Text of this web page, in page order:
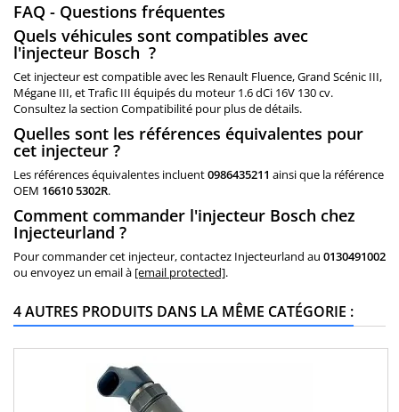
FAQ - Questions fréquentes
Quels véhicules sont compatibles avec
l'injecteur Bosch ?
Cet injecteur est compatible avec les Renault Fluence, Grand Scénic III,
Mégane III, et Trafic III équipés du moteur 1.6 dCi 16V 130 cv.
Consultez la section Compatibilité pour plus de détails.
Quelles sont les références équivalentes pour
cet injecteur ?
Les références équivalentes incluent0986435211 ainsi que la référence
OEM 16610 5302R.
Comment commander l'injecteur Bosch chez
Injecteurland ?
Pour commander cet injecteur, contactez Injecteurland au 0130491002
ou envoyez un email à [email protected].
4 AUTRES PRODUITS DANS LA MÊME CATÉGORIE :